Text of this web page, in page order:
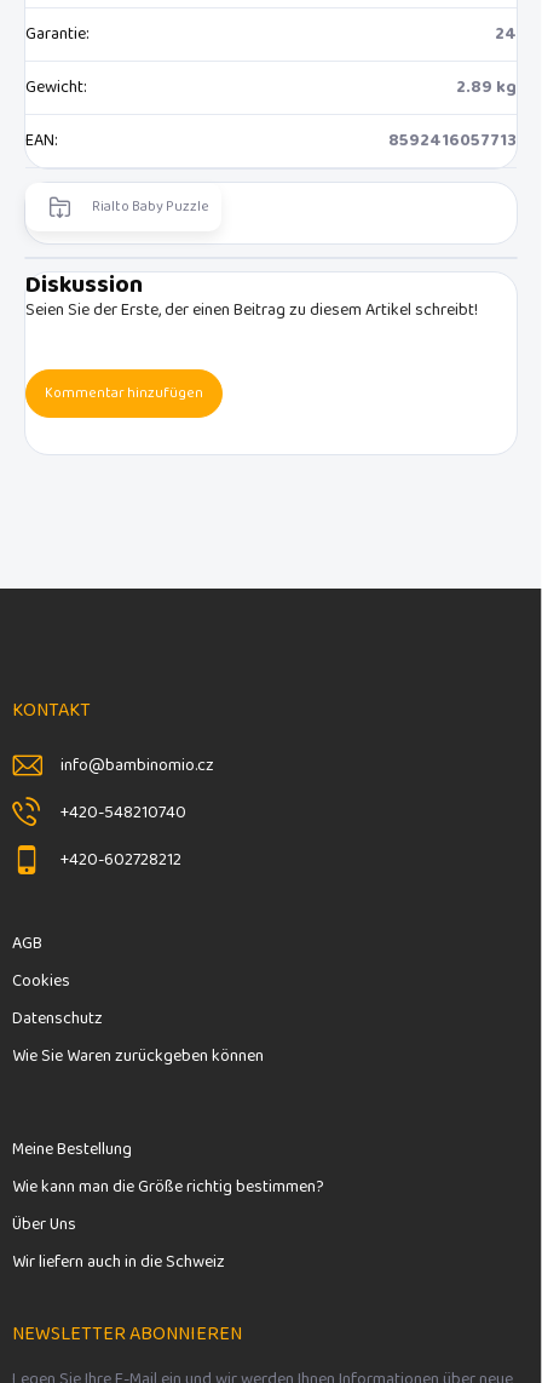
Garantie:
24
Gewicht:
2.89 kg
EAN: 8592416057713
Rialto Baby Puzzle
Diskussion
Seien Sie der Erste, der einen Beitrag zu diesem Artikel schreibt!
Kommentar hinzufügen
F
e
KONTAKT
info@bambinomio.cz
+420-548210740
+420-602728212
AGB
Cookies
Datenschutz
Wie Sie Waren zurückgeben können
Meine Bestellung
Wie kann man die Größe richtig bestimmen?
Über Uns
Wir liefern auch in die Schweiz
NEWSLETTER ABONNIEREN